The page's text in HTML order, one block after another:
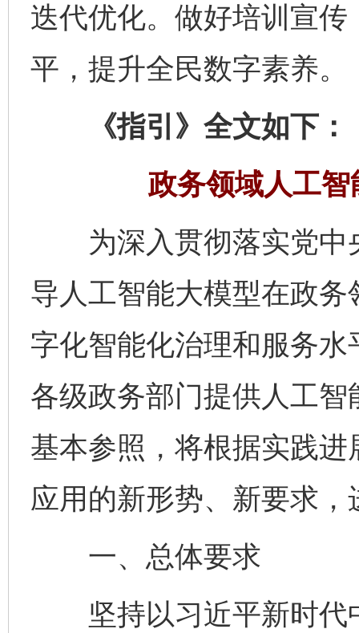
迭代优化。做好培训宣
平，提升全民数字素养。
《指引》全文如下：
政务领域人工
为深入贯彻落实党中
导人工智能大模型在政
字化智能化治理和服务
各级政务部门提供人工
基本参照，将根据实践
应用的新形势、新要求
一、总体要求
坚持以习近平新时代